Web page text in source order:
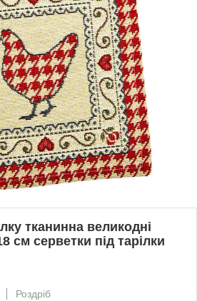
тканинна великодні
см серветки під тарілки
Роздріб